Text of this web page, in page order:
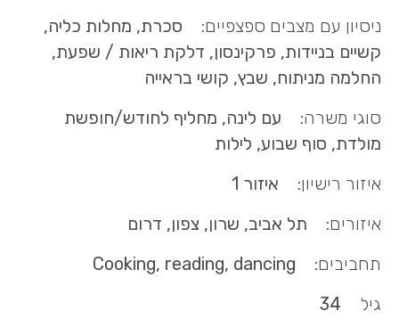
ניסיון עם מצבים ספצפיים:
סכרת, מחלות כליה,
קשיים בניידות, פרקינסון, דלקת ריאות / שפעת,
החלמה מניתוח, שבץ, קושי בראייה
סוגי משרה:
עם לינה, מחליף לחודש/חופשת
מולדת, סוף שבוע, לילות
איזור רישיון:
איזור 1
איזורים:
תל אביב, שרון, צפון, דרום
תחביבים:
Cooking, reading, dancing
גיל
34